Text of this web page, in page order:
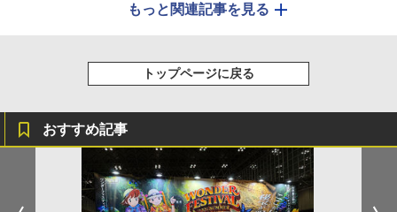
もっと関連記事を見る
トップページに戻る
おすすめ記事